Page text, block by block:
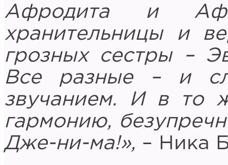
Афродита и
хранительницы и
грозных сестры –
Все разные – и
звучанием. И в то
гармонию,
Дже-ни-ма!», – Ника